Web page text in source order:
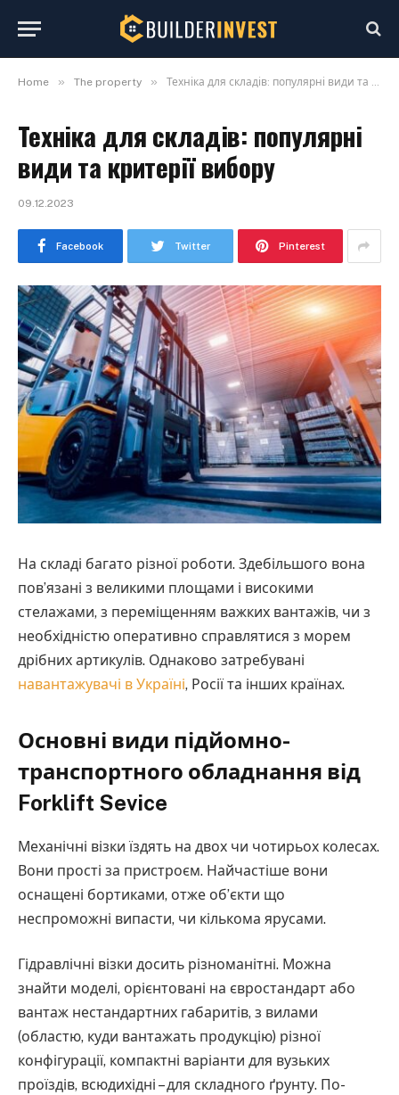
Home » The property » Техніка для складів: популярні види та критерії вибору
Техніка для складів: популярні
види та критерії вибору
09.12.2023
Facebook Twitter Pinterest
На складі багато різної роботи. Здебільшого вона
пов’язані з великими площами і високими
стелажами, з переміщенням важких вантажів, чи з
необхідністю оперативно справлятися з морем
дрібних артикулів. Однаково затребувані
навантажувачі в Україні, Росії та інших країнах.
Основні види підйомно-
транспортного обладнання від
Forklift Sevice
Механічні візки їздять на двох чи чотирьох колесах.
Вони прості за пристроєм. Найчастіше вони
оснащені бортиками, отже об’єкти що
неспроможні випасти, чи кількома ярусами.
Гідравлічні візки досить різноманітні. Можна
знайти моделі, орієнтовані на євростандарт або
вантаж нестандартних габаритів, з вилами
(областю, куди вантажать продукцію) різної
конфігурації, компактні варіанти для вузьких
проїздів, всюдихідні – для складного ґрунту. По-